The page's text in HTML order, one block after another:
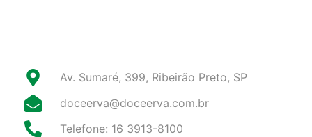
Av. Sumaré, 399, Ribeirão Preto, SP
doceerva@doceerva.com.br
Telefone: 16 3913-8100